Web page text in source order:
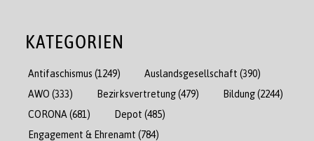
KATEGORIEN
Antifaschismus (1249) Auslandsgesellschaft (390)
AWO (333) Bezirksvertretung(479) Bildung(2244)
CORONA (681) Depot (485)
Engagement & Ehrenamt (784)